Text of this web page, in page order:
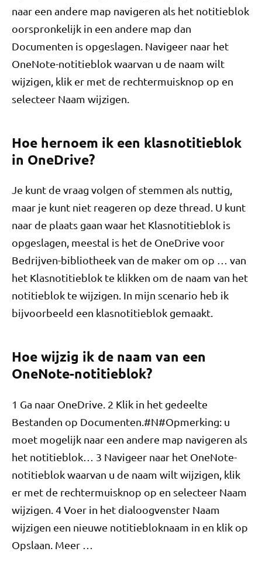
naar een andere map navigeren als het notitieblok
oorspronkelijk in een andere map dan
Documenten is opgeslagen. Navigeer naar het
OneNote-notitieblok waarvan u de naam wilt
wijzigen, klik er met de rechtermuisknop op en
selecteer Naam wijzigen.
Hoe hernoem ik een klasnotitieblok
in OneDrive?
Je kunt de vraag volgen of stemmen als nuttig,
maar je kunt niet reageren op deze thread. U kunt
naar de plaats gaan waar het Klasnotitieblok is
opgeslagen, meestal is het de OneDrive voor
Bedrijven-bibliotheek van de maker om op … van
het Klasnotitieblok te klikken om de naam van het
notitieblok te wijzigen. In mijn scenario heb ik
bijvoorbeeld een klasnotitieblok gemaakt.
Hoe wijzig ik de naam van een
OneNote-notitieblok?
1 Ga naar OneDrive. 2 Klik in het gedeelte
Bestanden op Documenten.#N#Opmerking: u
moet mogelijk naar een andere map navigeren als
het notitieblok… 3 Navigeer naar het OneNote-
notitieblok waarvan u de naam wilt wijzigen, klik
er met de rechtermuisknop op en selecteer Naam
wijzigen. 4 Voer in het dialoogvenster Naam
wijzigen een nieuwe notitiebloknaam in en klik op
Opslaan. Meer …